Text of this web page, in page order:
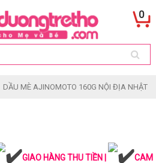
0
DẦU MÈ AJINOMOTO 160G NỘI ĐỊA NHẬT
GIAO HÀNG THU TIỀN | CAM